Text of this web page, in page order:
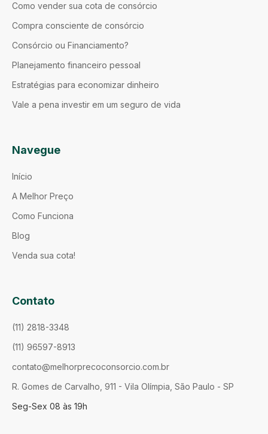
Como vender sua cota de consórcio
Compra consciente de consórcio
Consórcio ou Financiamento?
Planejamento financeiro pessoal
Estratégias para economizar dinheiro
Vale a pena investir em um seguro de vida
Navegue
Início
A Melhor Preço
Como Funciona
Blog
Venda sua cota!
Contato
(11) 2818-3348
(11) 96597-8913
contato@melhorprecoconsorcio.com.br
R. Gomes de Carvalho, 911 - Vila Olímpia, São Paulo - SP
Seg-Sex 08 às 19h